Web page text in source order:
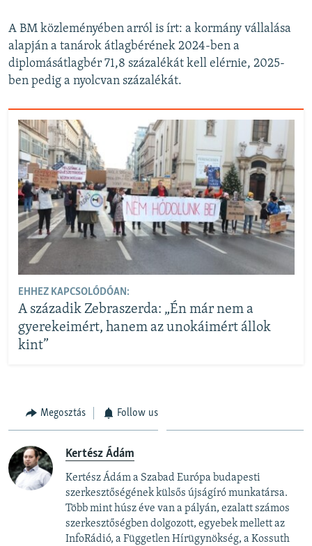
A BM közleményében arról is írt: a kormány vállalása
alapján a tanárok átlagbérének 2024-ben a
diplomásátlagbér 71,8 százalékát kell elérnie, 2025-
ben pedig a nyolcvan százalékát.
EHHEZ KAPCSOLÓDÓAN:
A századik Zebraszerda: „Én már nem a
gyerekeimért, hanem az unokáimért állok
kint”
Megosztás Follow us
Kertész Ádám
Kertész Ádám a Szabad Európa budapesti
szerkesztőségének külsős újságíró munkatársa.
Több mint húsz éve van a pályán, ezalatt számos
szerkesztőségben dolgozott, egyebek mellett az
InfoRádió, a Független Hírügynökség, a Kossuth